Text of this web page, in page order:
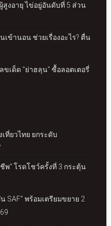
สูงอายุ ไข่อยู่อันดับที่ 5 ส่วน
เข้านอน ช่วยเรื่องอะไร? ตื่น
ขเด็ด "ย่าฮลุน" ซื้อลอตเตอรี่
ที่ยวไทย ยกระดับ
พ" โรดโชว์ครั้งที่ 3 กระตุ้น
SAF” พร้อมเตรียมขยาย 2